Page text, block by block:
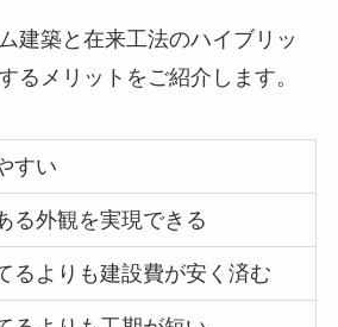
建築と在来工法のハイブリッ
るメリットをご紹介します。
すい
る外観を実現できる
るよりも建設費が安く済む